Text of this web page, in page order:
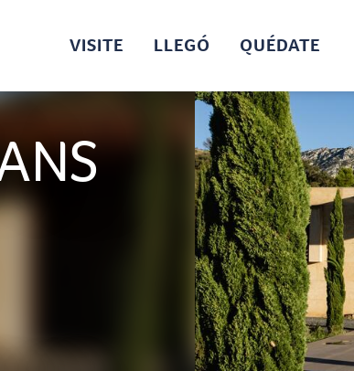
VISITE LLEGÓ QUÉDATE